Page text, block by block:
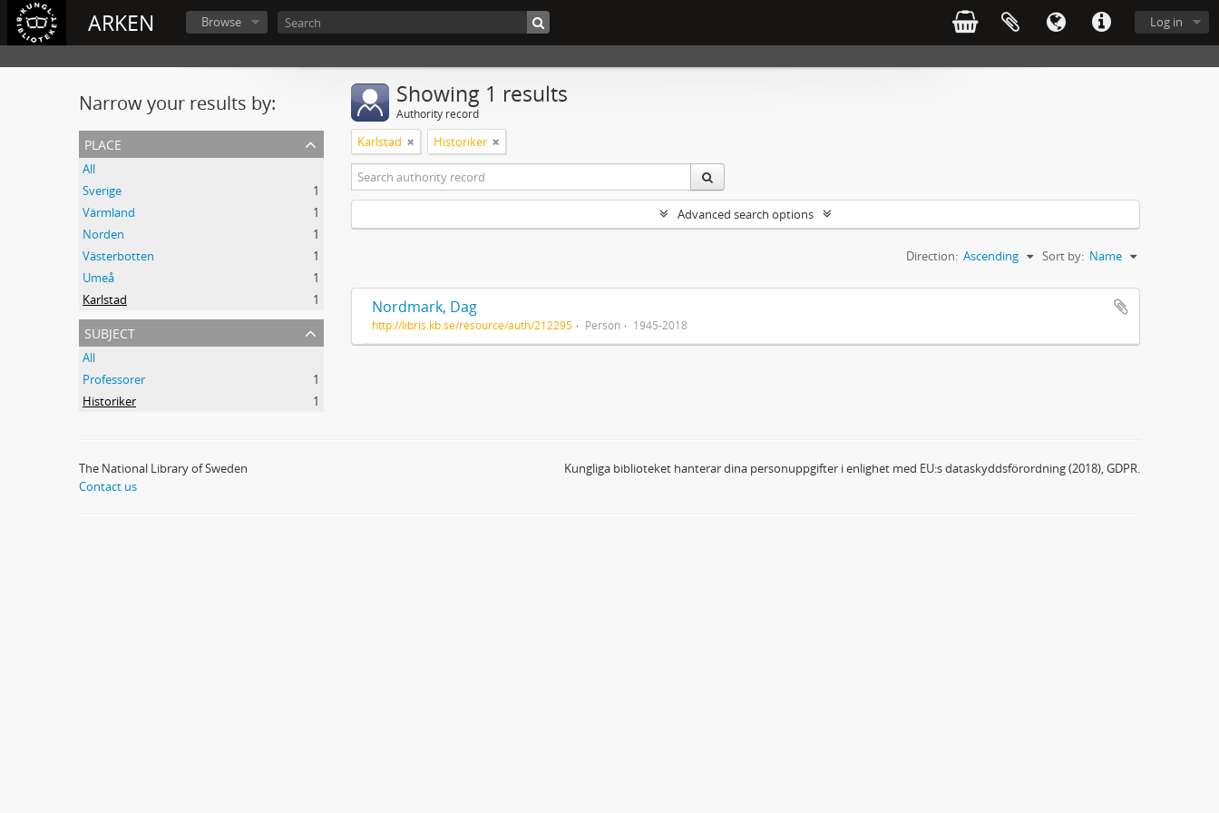
ARKEN Log in
Browse
Narrow your results by:
place
All
Sverige
1
Värmland
1
Norden
1
Västerbotten
1
Umeå
1
Karlstad
1
subject
All
Professorer
1
Historiker
1
Showing 1 results
Authority record
Karlstad Historiker
Advanced search options
Sort by: Name
Direction: Ascending
Nordmark, Dag
http://libris.kb.se/resource/auth/212295 Person 1945-2018
The National Library of Sweden
Contact us
Kungliga biblioteket hanterar dina personuppgifter i enlighet med EU:s dataskyddsförordning (2018), GDPR.